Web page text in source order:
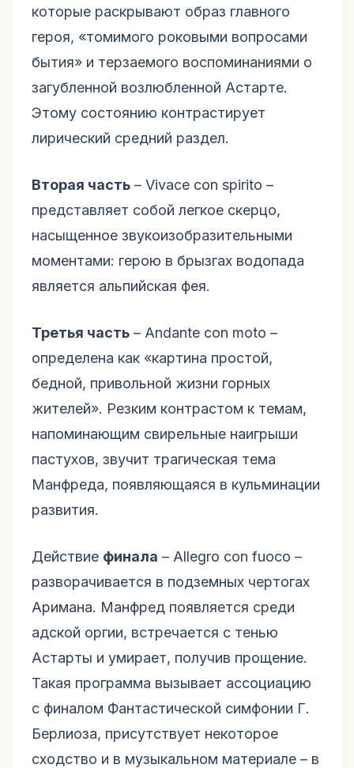
которые раскрывают образ главного
героя, «томимого роковыми вопросами
бытия» и терзаемого воспоминаниями о
загубленной возлюбленной Астарте.
Этому состоянию контрастирует
лирический средний раздел.
Вторая часть – Vivace con spirito –
представляет собой легкое скерцо,
насыщенное звукоизобразительными
моментами: герою в брызгах водопада
является альпийская фея.
Третья часть – Andante con moto –
определена как «картина простой,
бедной, привольной жизни горных
жителей». Резким контрастом к темам,
напоминающим свирельные наигрыши
пастухов, звучит трагическая тема
Манфреда, появляющаяся в кульминации
развития.
Действие финала – Allegro con fuoco –
разворачивается в подземных чертогах
Аримана. Манфред появляется среди
адской оргии, встречается с тенью
Астарты и умирает, получив прощение.
Такая программа вызывает ассоциацию
с финалом Фантастической симфонии Г.
Берлиоза, присутствует некоторое
сходство и в музыкальном материале – в